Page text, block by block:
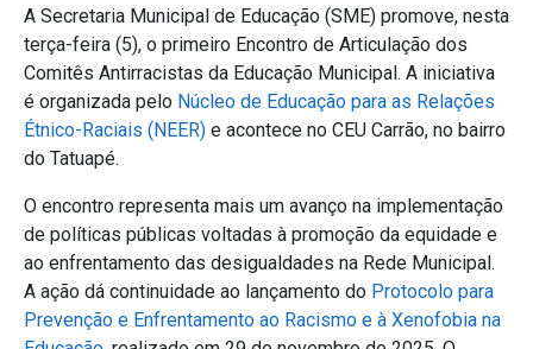
A Secretaria Municipal de Educação (SME) promove, nesta
terça-feira (5), o primeiro Encontro de Articulação dos
Comitês Antirracistas da Educação Municipal. A iniciativa
é organizada pelo Núcleo de Educação para as Relações
Étnico-Raciais (NEER) e acontece no CEU Carrão, no bairro
do Tatuapé.
O encontro representa mais um avanço na implementação
de políticas públicas voltadas à promoção da equidade e
ao enfrentamento das desigualdades na Rede Municipal.
A ação dá continuidade ao lançamento do Protocolo para
Prevenção e Enfrentamento ao Racismo e à Xenofobia na